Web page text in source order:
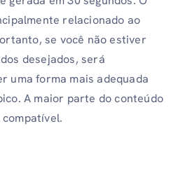
relacionado ao
se você não estiver
desejados, será
uma forma mais adequada
A maior parte do conteúdo